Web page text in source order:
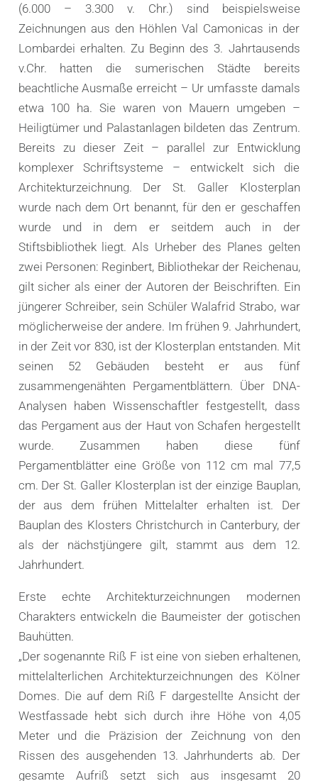
(6.000 – 3.300 v. Chr.) sind beispielsweise
Zeichnungen aus den Höhlen Val Camonicas in der
Lombardei erhalten. Zu Beginn des 3. Jahrtausends
v.Chr. hatten die sumerischen Städte bereits
beachtliche Ausmaße erreicht – Ur umfasste damals
etwa 100 ha. Sie waren von Mauern umgeben –
Heiligtümer und Palastanlagen bildeten das Zentrum.
Bereits zu dieser Zeit – parallel zur Entwicklung
komplexer Schriftsysteme – entwickelt sich die
Architekturzeichnung. Der St. Galler Klosterplan
wurde nach dem Ort benannt, für den er geschaffen
wurde und in dem er seitdem auch in der
Stiftsbibliothek liegt. Als Urheber des Planes gelten
zwei Personen: Reginbert, Bibliothekar der Reichenau,
gilt sicher als einer der Autoren der Beischriften. Ein
jüngerer Schreiber, sein Schüler Walafrid Strabo, war
möglicherweise der andere. Im frühen 9. Jahrhundert,
in der Zeit vor 830, ist der Klosterplan entstanden. Mit
seinen 52 Gebäuden besteht er aus fünf
zusammengenähten Pergamentblättern. Über DNA-
Analysen haben Wissenschaftler festgestellt, dass
das Pergament aus der Haut von Schafen hergestellt
wurde. Zusammen haben diese fünf
Pergamentblätter eine Größe von 112 cm mal 77,5
cm. Der St. Galler Klosterplan ist der einzige Bauplan,
der aus dem frühen Mittelalter erhalten ist. Der
Bauplan des Klosters Christchurch in Canterbury, der
als der nächstjüngere gilt, stammt aus dem 12.
Jahrhundert.
Erste echte Architekturzeichnungen modernen
Charakters entwickeln die Baumeister der gotischen
Bauhütten.
„Der sogenannte Riß F ist eine von sieben erhaltenen,
mittelalterlichen Architekturzeichnungen des Kölner
Domes. Die auf dem Riß F dargestellte Ansicht der
Westfassade hebt sich durch ihre Höhe von 4,05
Meter und die Präzision der Zeichnung von den
Rissen des ausgehenden 13. Jahrhunderts ab. Der
gesamte Aufriß setzt sich aus insgesamt 20